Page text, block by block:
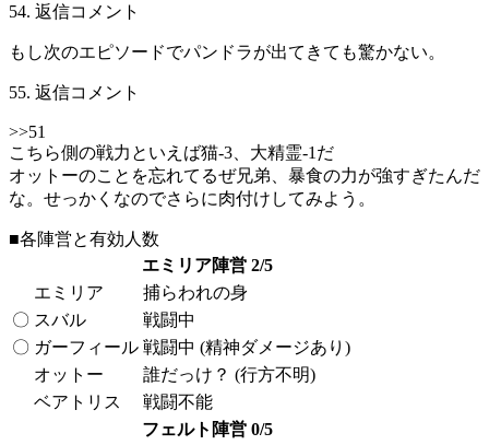
54. 返信コメント
もし次のエピソードでパンドラが出てきても驚かない。
55. 返信コメント
>>51
こちら側の戦力といえば猫-3、大精霊-1だ
オットーのことを忘れてるぜ兄弟、暴食の力が強すぎたんだ
な。せっかくなのでさらに肉付けしてみよう。
■各陣営と有効人数
エミリア陣営 2/5
エミリア
捕らわれの身
〇 スバル
戦闘中
〇 ガーフィール 戦闘中 (精神ダメージあり)
オットー
誰だっけ？ (行方不明)
ベアトリス
戦闘不能
フェルト陣営 0/5